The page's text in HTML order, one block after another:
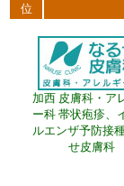
位
加西 皮膚科・ア
ー科 帯状疱疹、
ルエンザ予防接
せ皮膚科